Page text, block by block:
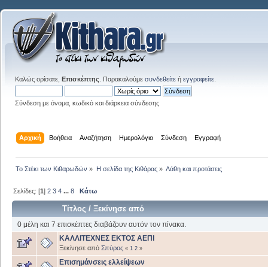
Καλώς ορίσατε, Επισκέπτης . Παρακαλούμε συνδεθείτε ή εγγραφείτε
Σύνδεση με όνομα, κωδικό και διάρκεια σύνδεσης
Αρχική Βοήθεια Αναζήτηση Ημερολόγιο Σύνδεση Εγγραφή
Το Στέκι των Κιθαρωδών » Η σελίδα της Κιθάρας» Λάθη και προτάσεις
Σελίδες: [1]2 3 4 ...8 Κάτω
Τίτλος /Ξεκίνησε από
0 μέλη και 7 επισκέπτες διαβάζουν αυτόν τον πίνακα.
ΚΑΛΛΙΤΕΧΝΕΣ ΕΚΤΟΣ ΑΕΠΙ
Ξεκίνησε από Σπύρος « 1 2 »
Επισημάνσεις ελλείψεων